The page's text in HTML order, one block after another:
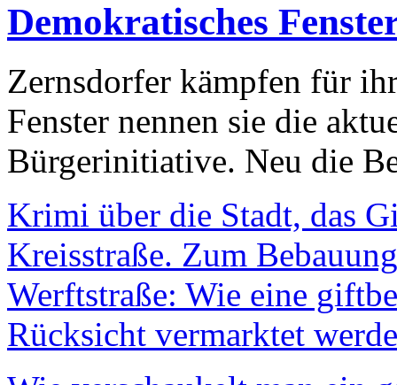
Demokratisches
Zernsdorfer kämpfen für
Fenster nennen sie die
Bürgerinitiative. Neu die
Krimi über die Stadt, das
Kreisstraße. Zum
Werftstraße: Wie eine
Rücksicht vermarktet